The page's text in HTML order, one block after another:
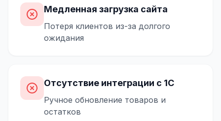
Медленная загрузка сайта
Потеря клиентов из-за долгого
ожидания
Отсутствие интеграции с 1С
Ручное обновление товаров и
остатков